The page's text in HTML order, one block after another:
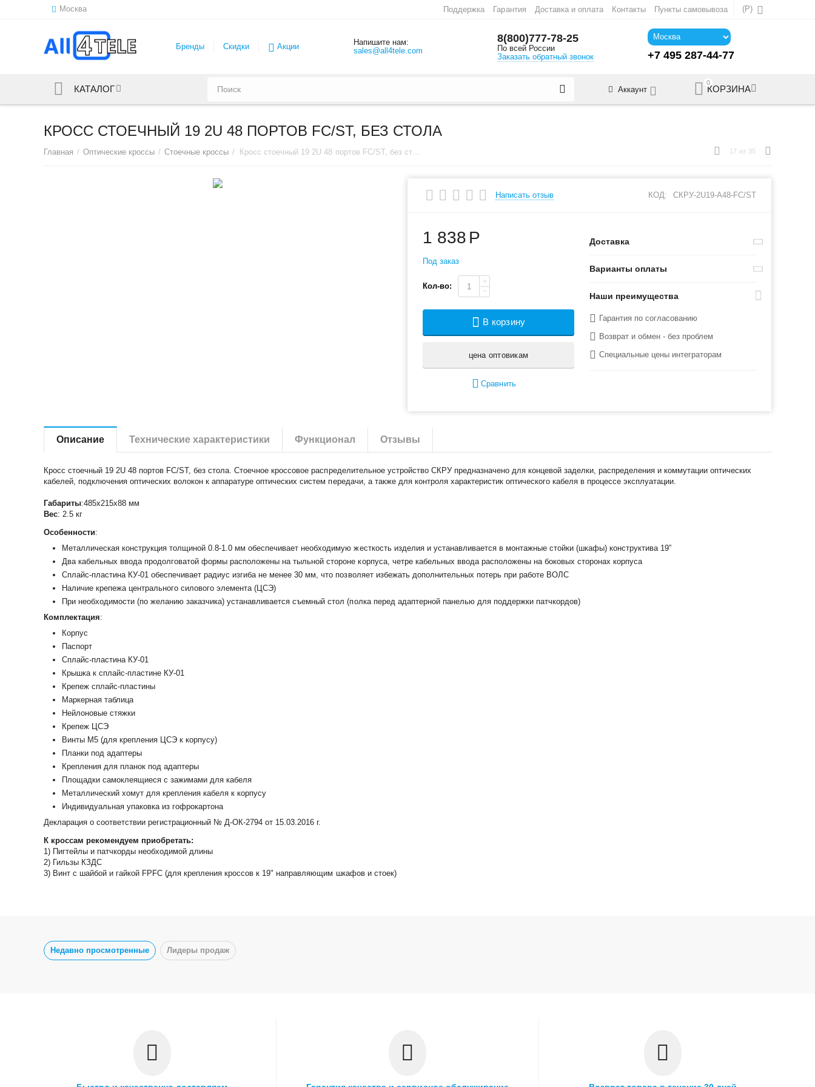
Москва (Р)
Поддержка Гарантия Доставка и оплата Контакты Пункты самовывоза
Бренды Скидки Акции
Напишите нам:
sales@all4tele.com
8(800)777-78-25
По всей России
Заказать обратный звонок
+7 495 287-44-77
КАТАЛОГ
0
КОРЗИНА
Аккаунт
КРОСС СТОЕЧНЫЙ 19 2U 48 ПОРТОВ FC/ST, БЕЗ СТОЛА
Главная / Оптические кроссы / Стоечные кроссы / Кросс стоечный 19 2U 48 портов FC/ST, без стола 17 из 35
Написать отзыв КОД: СКРУ-2U19-A48-FC/ST
1 838 Р
Под заказ
Кол-во:
+
−
В корзину
цена оптовикам
Сравнить
Доставка
Варианты оплаты
Наши преимущества
Гарантия по согласованию
Возврат и обмен - без проблем
Специальные цены интеграторам
Описание Технические характеристики Функционал Отзывы
Кросс стоечный 19 2U 48 портов FC/ST, без стола. Стоечное кроссовое распределительное устройство СКРУ предназначено для концевой заделки, распределения и коммутации оптических
кабелей, подключения оптических волокон к аппаратуре оптических систем передачи, а также для контроля характеристик оптического кабеля в процессе эксплуатации.
Габариты:485х215х88 мм
Вес: 2.5 кг
Особенности:
Металлическая конструкция толщиной 0.8-1.0 мм обеспечивает необходимую жесткость изделия и устанавливается в монтажные стойки (шкафы) конструктива 19”
Два кабельных ввода продолговатой формы расположены на тыльной стороне корпуса, четре кабельных ввода расположены на боковых сторонах корпуса
Сплайс-пластина КУ-01 обеспечивает радиус изгиба не менее 30 мм, что позволяет избежать дополнительных потерь при работе ВОЛС
Наличие крепежа центрального силового элемента (ЦСЭ)
При необходимости (по желанию заказчика) устанавливается съемный стол (полка перед адаптерной панелью для поддержки патчкордов)
Комплектация:
Корпус
Паспорт
Сплайс-пластина КУ-01
Крышка к сплайс-пластине КУ-01
Крепеж сплайс-пластины
Маркерная таблица
Нейлоновые стяжки
Крепеж ЦСЭ
Винты М5 (для крепления ЦСЭ к корпусу)
Планки под адаптеры
Крепления для планок под адаптеры
Площадки самоклеящиеся c зажимами для кабеля
Металлический хомут для крепления кабеля к корпусу
Индивидуальная упаковка из гофрокартона
Декларация о соответствии регистрационный № Д-ОК-2794 от 15.03.2016 г.
К кроссам рекомендуем приобретать:
1) Пигтейлы и патчкорды необходимой длины
2) Гильзы КЗДС
3) Винт с шайбой и гайкой FPFC (для крепления кроссов к 19" направляющим шкафов и стоек)
Недавно просмотренные Лидеры продаж